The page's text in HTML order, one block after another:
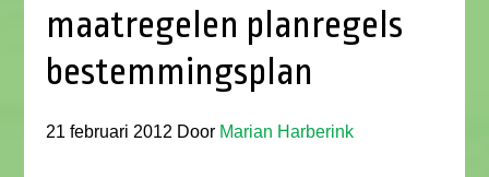
maatregelen planregels
bestemmingsplan
21 februari 2012 Door Marian Harberink